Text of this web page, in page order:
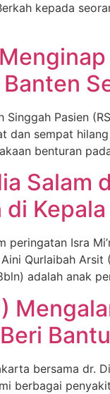
kepada
Banten
Singgah Pasien
dan sempat
benturan
Salam
di Kepala
peringatan Isra
Qurlaibah
adalah anak
bersama dr.
berbagai